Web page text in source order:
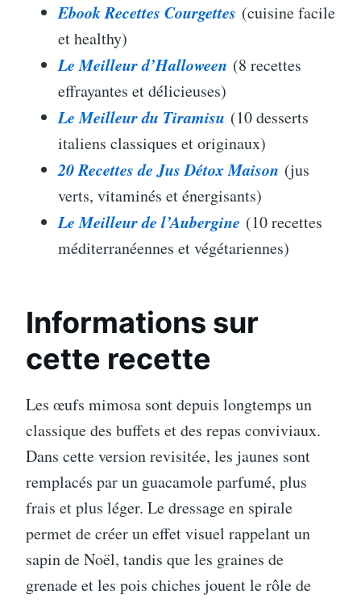
Ebook Recettes Courgettes (cuisine facile
et healthy)
Le Meilleur d’Halloween (8 recettes
effrayantes et délicieuses)
Le Meilleur du Tiramisu (10 desserts
italiens classiques et originaux)
20 Recettes de Jus Détox Maison (jus
verts, vitaminés et énergisants)
Le Meilleur de l’Aubergine (10 recettes
méditerranéennes et végétariennes)
Informations sur
cette recette
Les œufs mimosa sont depuis longtemps un
classique des buffets et des repas conviviaux.
Dans cette version revisitée, les jaunes sont
remplacés par un guacamole parfumé, plus
frais et plus léger. Le dressage en spirale
permet de créer un effet visuel rappelant un
sapin de Noël, tandis que les graines de
grenade et les pois chiches jouent le rôle de